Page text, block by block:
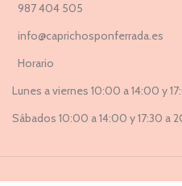
987 404 505
info@caprichosponferrada.es
Horario
Lunes a viernes 10:00 a 14:00 y
Sábados 10:00 a 14:00 y 17:30 a